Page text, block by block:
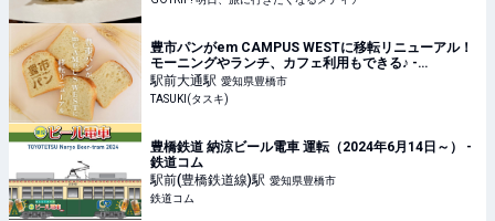
豊市パンがem CAMPUS WESTに移転リニューアル！
モーニングやランチ、カフェ利用もできる♪ -
TASUKI(タスキ)
駅前大通駅 愛知県豊橋市
TASUKI(タスキ)
豊橋鉄道 納涼ビール電車 運転（2024年6月14日～） -
鉄道コム
駅前(豊橋鉄道線)駅 愛知県豊橋市
鉄道コム